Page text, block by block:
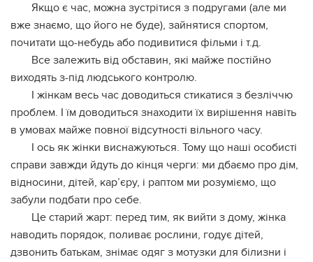
Якщо є час, можна зустрітися з подругами (але ми
вже знаємо, що його не буде), зайнятися спортом,
почитати що-небудь або подивитися фільми і т.д.
Все залежить від обставин, які майже постійно
виходять з-під людського контролю.
І жінкам весь час доводиться стикатися з безліччю
проблем. І їм доводиться знаходити їх вирішення навіть
в умовах майже повної відсутності вільного часу.
І ось як жінки виснажуються. Тому що наші особисті
справи завжди йдуть до кінця черги: ми дбаємо про дім,
відносини, дітей, кар’єру, і раптом ми розуміємо, що
забули подбати про себе.
Це старий жарт: перед тим, як вийти з дому, жінка
наводить порядок, поливає рослини, годує дітей,
дзвонить батькам, знімає одяг з мотузки для білизни і